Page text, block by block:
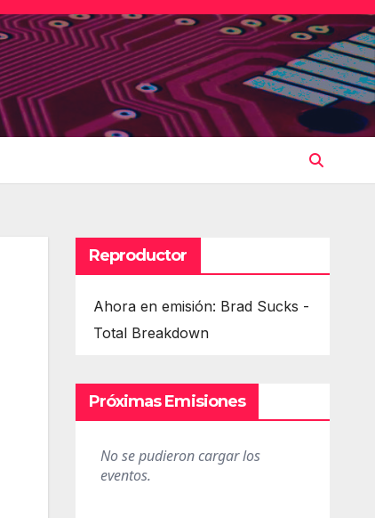
Reproductor
Ahora en emisión: Brad Sucks -
Total Breakdown
Próximas Emisiones